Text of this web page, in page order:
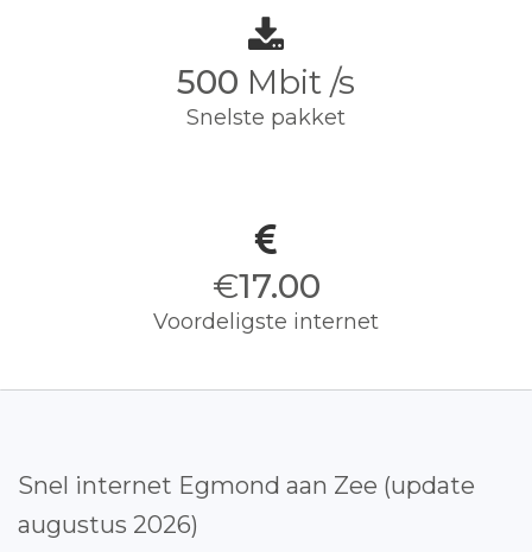
500 Mbit /s
Snelste pakket
€17.00
Voordeligste internet
Snel internet Egmond aan Zee (update
augustus 2026)